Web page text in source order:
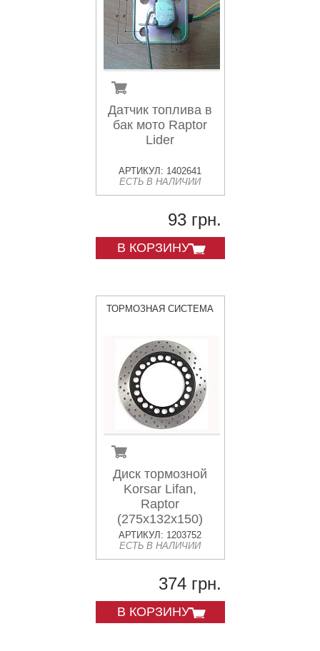
Датчик топлива в
бак мото Raptor
Lider
АРТИКУЛ: 1402641
ЕСТЬ В НАЛИЧИИ
93 грн.
В КОРЗИНУ
ТОРМОЗНАЯ СИСТЕМА
Диск тормозной
Korsar Lifan,
Raptor
(275х132х150)
АРТИКУЛ: 1203752
ЕСТЬ В НАЛИЧИИ
374 грн.
В КОРЗИНУ